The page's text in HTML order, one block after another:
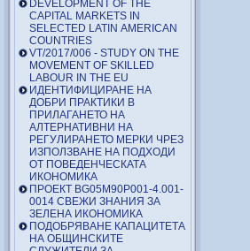
DEVELOPMENT OF THE
CAPITAL MARKETS IN
SELECTED LATIN AMERICAN
COUNTRIES
VT/2017/006 - STUDY ON THE
MOVEMENT OF SKILLED
LABOUR IN THE EU
ИДЕНТИФИЦИРАНЕ НА
ДОБРИ ПРАКТИКИ В
ПРИЛАГАНЕТО НА
АЛТЕРНАТИВНИ НА
РЕГУЛИРАНЕТО МЕРКИ ЧРЕЗ
ИЗПОЛЗВАНЕ НА ПОДХОДИ
ОТ ПОВЕДЕНЧЕСКАТА
ИКОНОМИКА
ПРОЕКТ BG05M90P001-4.001-
0014 СВЕЖИ ЗНАНИЯ ЗА
ЗЕЛЕНА ИКОНОМИКА
ПОДОБРЯВАНЕ КАПАЦИТЕТА
НА ОБЩИНСКИТЕ